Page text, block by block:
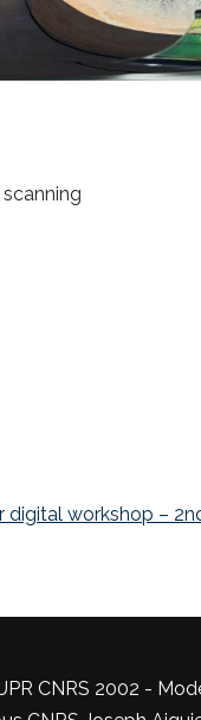
digital workshop –
CNRS 2002 -